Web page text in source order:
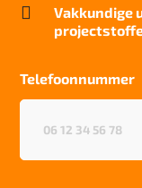
ja
zwaar

Vakkundige
Telefoonnummer